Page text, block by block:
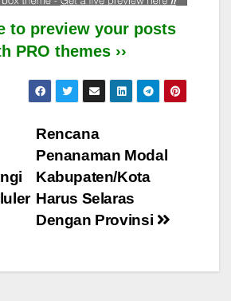
to preview your posts
PRO themes ››
Rencana
Penanaman Modal
Kabupaten/Kota
Harus Selaras
Dengan Provinsi